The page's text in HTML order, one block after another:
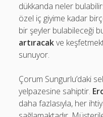
dükkanda neler
özel iç giyime kadar
bir şeyler bulabileceği
artıracakve
sunuyor.
Çorum Sungurlu’daki
yelpazesine sahiptir.
daha fazlasıyla, her